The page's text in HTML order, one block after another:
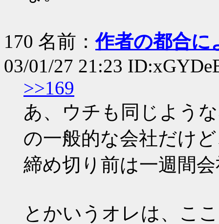
170 名前：作者の都合に
03/01/27 21:23
>>169
あ、ウチも同じよう
の一般的な会社だけ
締め切り前は一週間
とかいうオレは、こ